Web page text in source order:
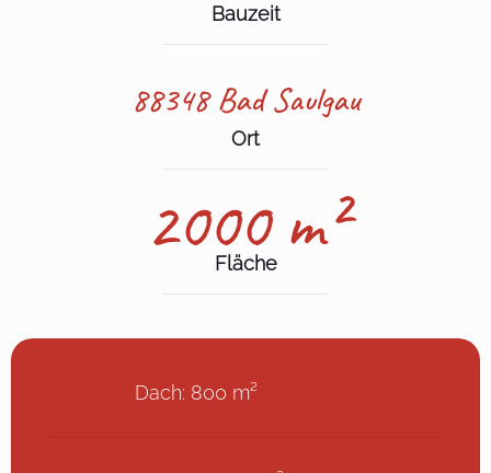
Bauzeit
88348 Bad Saulgau
Ort
2000 m²
Fläche
Dach: 800 m²